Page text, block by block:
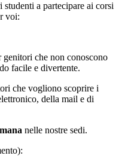
a partecipare ai corsi
voi:
genitori che non conoscono
facile e divertente.
che vogliono scoprire i
della mail e di
nelle nostre sedi.